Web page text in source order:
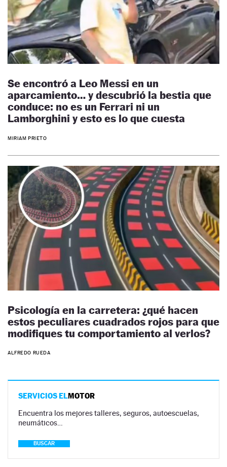
Se encontró a Leo Messi en un
aparcamiento… y descubrió la bestia que
conduce: no es un Ferrari ni un
Lamborghini y esto es lo que cuesta
MIRIAM PRIETO
Psicología en la carretera: ¿qué hacen
estos peculiares cuadrados rojos para que
modifiques tu comportamiento al verlos?
ALFREDO RUEDA
SERVICIOS ELMOTOR
Encuentra los mejores talleres, seguros, autoescuelas,
neumáticos…
BUSCAR